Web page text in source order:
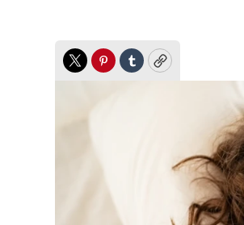
TwitterPinterest
TumblrCopy